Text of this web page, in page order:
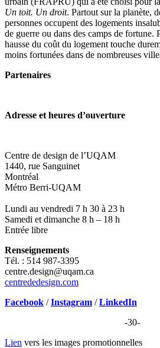
Un toit. Un droit. Partout sur la planète,
personnes occupent des logements
de guerre ou dans des camps de fortune.
hausse du coût du logement touche
moins fortunées dans de nombreuses
Partenaires
Adresse et heures d’ouverture
Centre de design de l’UQAM
1440, rue Sanguinet
Montréal
Métro Berri-UQAM
Lundi au vendredi 7 h 30 à 23 h
Samedi et dimanche 8 h – 18 h
Entrée libre
Renseignements
Tél. : 514 987-3395
centre.design@uqam.ca
centrededesign.com
Facebook /Instagram /LinkedIn
-30-
Lien vers les images promotionnelles